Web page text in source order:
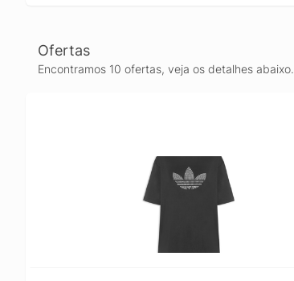
Ofertas
Encontramos 10 ofertas, veja os detalhes abaixo.